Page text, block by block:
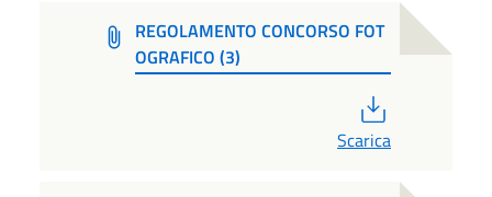
REGOLAMENTO CONCORSO FOT
OGRAFICO (3)
Scarica